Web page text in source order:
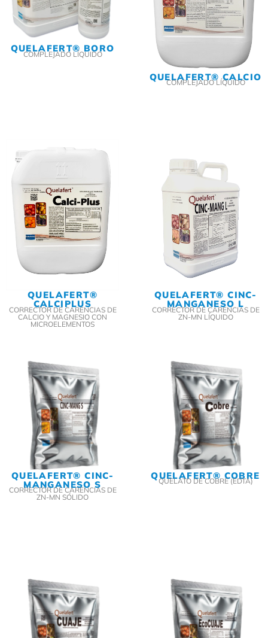
QUELAFERT® BORO
COMPLEJADO LÍQUIDO
QUELAFERT® CALCIO
COMPLEJADO LÍQUIDO
QUELAFERT®
CALCIPLUS
CORRECTOR DE CARENCIAS DE
CALCIO Y MAGNESIO CON
MICROELEMENTOS
QUELAFERT® CINC-
MANGANESO L
CORRECTOR DE CARENCIAS DE
ZN-MN LÍQUIDO
QUELAFERT® CINC-
MANGANESO S
CORRECTOR DE CARENCIAS DE
ZN-MN SÓLIDO
QUELAFERT® COBRE
QUELATO DE COBRE (EDTA)